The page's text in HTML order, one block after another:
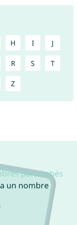
H I J
R S T
Z
para bebés
un nombre